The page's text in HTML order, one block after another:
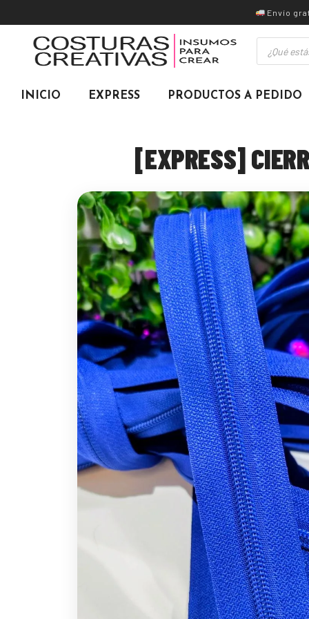
Envío
al
contenido
Búsqueda
de
INICIO EXPRESS PRODUCTOS A PEDIDO
[EXPRESS]